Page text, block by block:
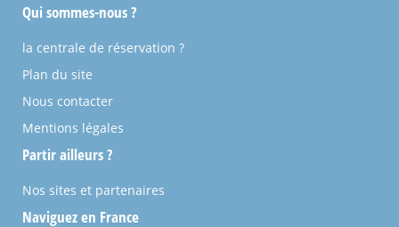
Qui sommes-nous ?
la centrale de réservation ?
Plan du site
Nous contacter
Mentions légales
Partir ailleurs ?
Nos sites et partenaires
Naviguez en France